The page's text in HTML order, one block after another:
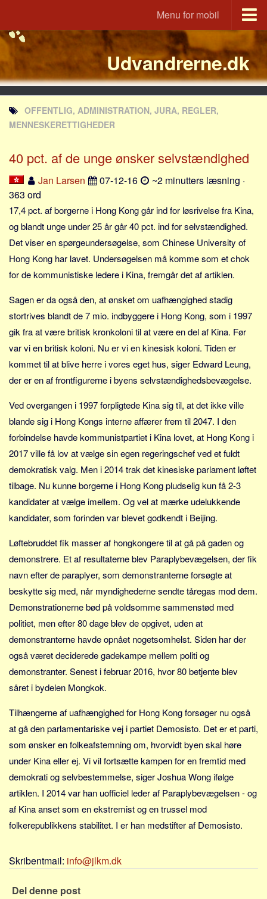
Menu for mobil
Portal
Udvandrerne.dk
Utvandrerne.no
Utvandrarna.se
Tyskland.dk
Rusland.dk
JLKM.dk
Lande
Tyrkiet
Spanien
Frankrig
Sverige
Thailand
Italien
Grækenland
USA
Alle
Nøgleord
Bolig
Job
Investering
Pension og opsparing
Forbrug
Transport
Alle
Aspekter
Økonomi
Jura og regler
Skatter og afgifter
Statistik
Praktisk
Alle
Meta
Emner
Skribenter
Personer
Kilder
Udvandrerne.dk
OFFENTLIG, ADMINISTRATION, JURA, REGLER,
MENNESKERETTIGHEDER
40 pct. af de unge ønsker selvstændighed
Jan Larsen 07-12-16
~2 minutters læsning ·
363 ord
17,4 pct. af borgerne i Hong Kong går ind for løsrivelse fra Kina,
og blandt unge under 25 år går 40 pct. ind for selvstændighed.
Det viser en spørgeundersøgelse, som Chinese University of
Hong Kong har lavet. Undersøgelsen må komme som et chok
for de kommunistiske ledere i Kina, fremgår det af artiklen.
Sagen er da også den, at ønsket om uafhængighed stadig
stortrives blandt de 7 mio. indbyggere i Hong Kong, som i 1997
gik fra at være britisk kronkoloni til at være en del af Kina. Før
var vi en britisk koloni. Nu er vi en kinesisk koloni. Tiden er
kommet til at blive herre i vores eget hus, siger Edward Leung,
der er en af frontfigurerne i byens selvstændighedsbevægelse.
Ved overgangen i 1997 forpligtede Kina sig til, at det ikke ville
blande sig i Hong Kongs interne affærer frem til 2047. I den
forbindelse havde kommunistpartiet i Kina lovet, at Hong Kong i
2017 ville få lov at vælge sin egen regeringschef ved et fuldt
demokratisk valg. Men i 2014 trak det kinesiske parlament løftet
tilbage. Nu kunne borgerne i Hong Kong pludselig kun få 2-3
kandidater at vælge imellem. Og vel at mærke udelukkende
kandidater, som forinden var blevet godkendt i Beijing.
Løftebruddet fik masser af hongkongere til at gå på gaden og
demonstrere. Et af resultaterne blev Paraplybevægelsen, der fik
navn efter de paraplyer, som demonstranterne forsøgte at
beskytte sig med, når myndighederne sendte tåregas mod dem.
Demonstrationerne bød på voldsomme sammenstød med
politiet, men efter 80 dage blev de opgivet, uden at
demonstranterne havde opnået nogetsomhelst. Siden har der
også været deciderede gadekampe mellem politi og
demonstranter. Senest i februar 2016, hvor 80 betjente blev
såret i bydelen Mongkok.
Tilhængerne af uafhængighed for Hong Kong forsøger nu også
at gå den parlamentariske vej i partiet Demosisto. Det er et parti,
som ønsker en folkeafstemning om, hvorvidt byen skal høre
under Kina eller ej. Vi vil fortsætte kampen for en fremtid med
demokrati og selvbestemmelse, siger Joshua Wong ifølge
artiklen. I 2014 var han uofficiel leder af Paraplybevægelsen - og
af Kina anset som en ekstremist og en trussel mod
folkerepublikkens stabilitet. I er han medstifter af Demosisto.
Skribentmail: info@jlkm.dk
Del denne post